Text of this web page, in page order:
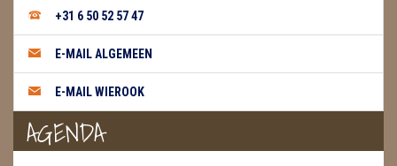
READING EN PERSOONLIJK ADVIES
+31 6 50 52 57 47
E-MAIL ALGEMEEN
E-MAIL WIEROOK
AGENDA